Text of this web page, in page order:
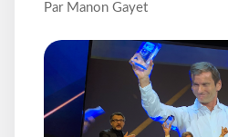
Par Manon Gayet